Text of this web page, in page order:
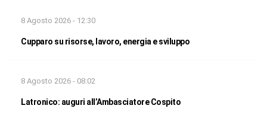
8 Agosto 2026 - 12:30
Cupparo su risorse, lavoro, energia e sviluppo
8 Agosto 2026 - 08:02
Latronico: auguri all’Ambasciatore Cospito